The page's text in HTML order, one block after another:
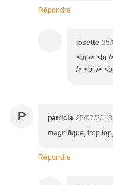
Répondre
josette
<br /> <br
/> <br />
P patricia 25/07/
magnifique, trop
Répondre